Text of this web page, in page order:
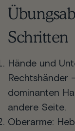
Schritten
Hände und
Rechtshänder
dominanten
andere Seite.
Oberarme: